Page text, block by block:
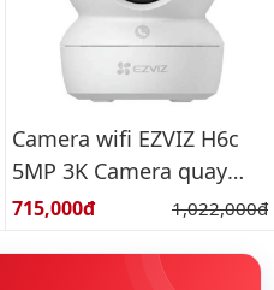
Camera wifi EZVIZ H6c
5MP 3K Camera quay
quét wifi 5MP thông
Giá bán:
715,000đ Giá gốc:
1,022,000đ